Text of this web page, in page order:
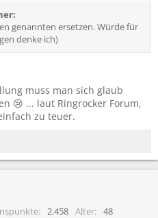
genannten ersetzen. Würde für
denke ich)
muss man sich glaub
😢 ... laut Ringrocker Forum,
zu teuer.
2.458 Alter
48